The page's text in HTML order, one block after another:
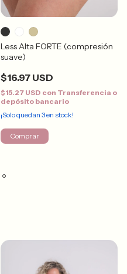
Less Alta FORTE (compresión
suave)
$16.97 USD
$15.27 USD con Transferencia o
depósito bancario
¡Solo quedan 3en stock!
Comprar